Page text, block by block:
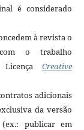
é considerado
à revista o
o trabalho
LicençaCreative
adicionais
da versão
publicar em